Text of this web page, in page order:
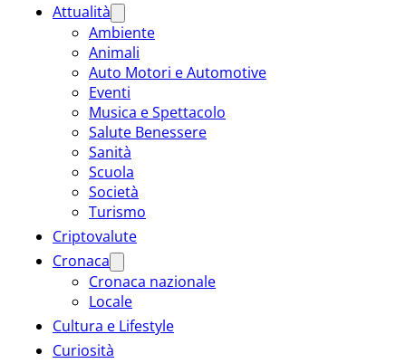
Attualità
Ambiente
Animali
Auto Motori e Automotive
Eventi
Musica e Spettacolo
Salute Benessere
Sanità
Scuola
Società
Turismo
Criptovalute
Cronaca
Cronaca nazionale
Locale
Cultura e Lifestyle
Curiosità